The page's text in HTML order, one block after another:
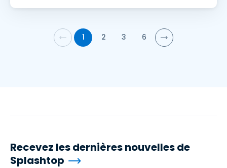
1 2 3 6
Recevez les dernières nouvelles de
Splashtop